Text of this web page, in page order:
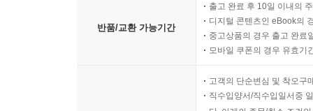
반품/교환 가능기간
출고 완료 후 10일 이내의
디지털 콘텐츠인 eBook의
중고상품의 경우 출고 완료
모바일 쿠폰의 경우 유효기
고객의 단순변심 및 착오구
직수입양서/직수입일서중